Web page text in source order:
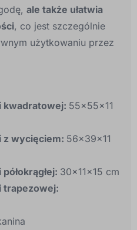
ale także ułatwia
, co jest szczególnie
użytkowaniu przez
kwadratowej: 55x55x11
z wycięciem: 56x39x11
30x11x15 cm
trapezowej: